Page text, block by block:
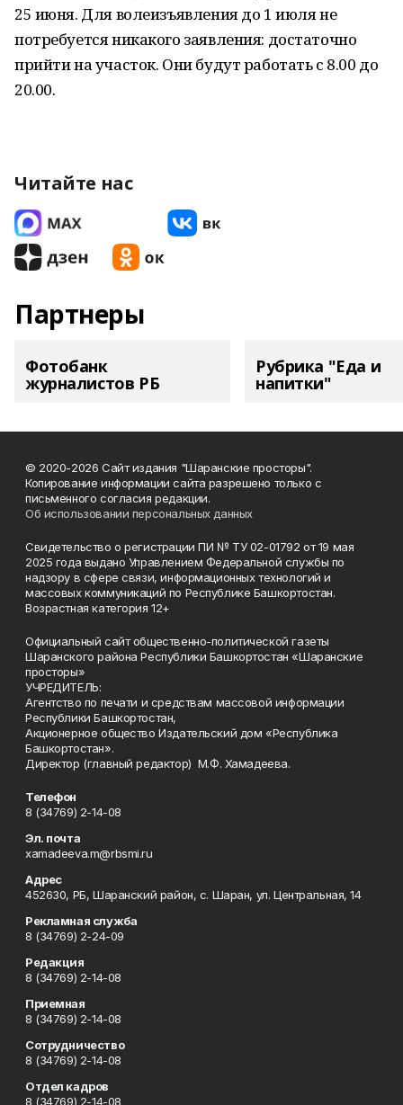
25 июня. Для волеизъявления до 1 июля не
потребуется никакого заявления: достаточно
прийти на участок. Они будут работать с 8.00 до
20.00.
Читайте нас
Партнеры
Фотобанк
журналистов РБ
Рубрика "Еда и
напитки"
© 2020-2026 Сайт издания "Шаранские просторы".
Копирование информации сайта разрешено только с
письменного согласия редакции.
Об использовании персональных данных
Свидетельство о регистрации ПИ № ТУ 02-01792 от 19 мая
2025 года выдано Управлением Федеральной службы по
надзору в сфере связи, информационных технологий и
массовых коммуникаций по Республике Башкортостан.
Возрастная категория 12+
Официальный сайт общественно-политической газеты
Шаранского района Республики Башкортостан «Шаранские
просторы»
УЧРЕДИТЕЛЬ:
Агентство по печати и средствам массовой информации
Республики Башкортостан,
Акционерное общество Издательский дом «Республика
Башкортостан».
Директор (главный редактор) М.Ф. Хамадеева.
Телефон
8 (34769) 2-14-08
Эл. почта
xamadeeva.m@rbsmi.ru
Адрес
452630, РБ, Шаранский район, с. Шаран, ул. Центральная, 14
Рекламная служба
8 (34769) 2-24-09
Редакция
8 (34769) 2-14-08
Приемная
8 (34769) 2-14-08
Сотрудничество
8 (34769) 2-14-08
Отдел кадров
8 (34769) 2-14-08